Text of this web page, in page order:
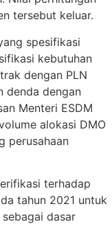
tersebut keluar.
spesifikasi
kebutuhan
dengan PLN
denda dengan
Menteri ESDM
alokasi DMO
perusahaan
terhadap
tahun 2021 untuk
dasar